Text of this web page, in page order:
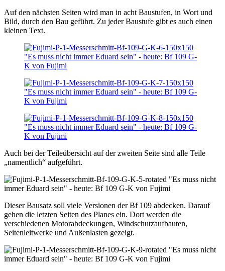
Auf den nächsten Seiten wird man in acht Baustufen, in Wort und
Bild, durch den Bau geführt. Zu jeder Baustufe gibt es auch einen
kleinen Text.
Auch bei der Teileübersicht auf der zweiten Seite sind alle Teile
„namentlich“ aufgeführt.
Dieser Bausatz soll viele Versionen der Bf 109 abdecken. Darauf
gehen die letzten Seiten des Planes ein. Dort werden die
verschiedenen Motorabdeckungen, Windschutzaufbauten,
Seitenleitwerke und Außenlasten gezeigt.